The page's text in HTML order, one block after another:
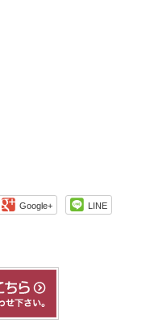
Google+ LINE